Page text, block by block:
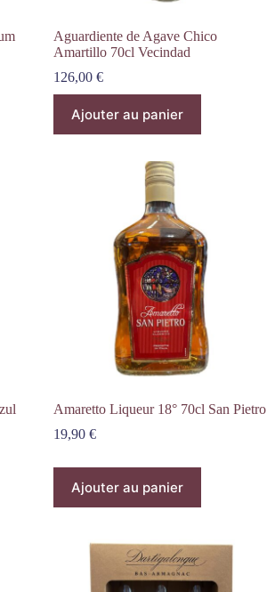
Aguardiente de Agave Chico
Amartillo 70cl Vecindad
126,00 €
Ajouter au panier
Amaretto Liqueur 18° 70cl San Pietro
19,90 €
Ajouter au panier